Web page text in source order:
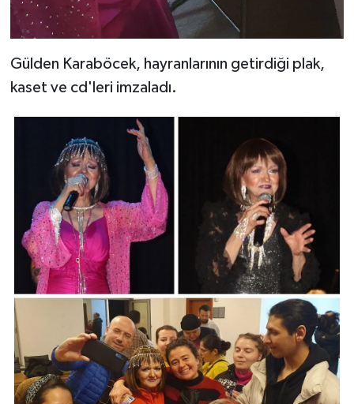
Gülden Karaböcek, hayranlarının getirdiği plak,
kaset ve cd'leri imzaladı.